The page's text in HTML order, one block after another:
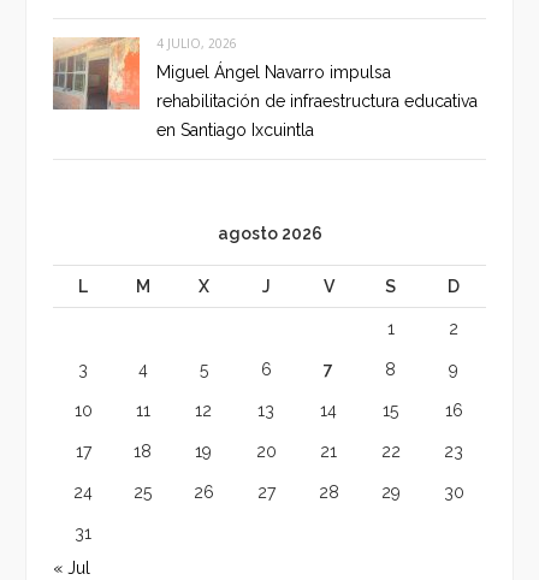
4 JULIO, 2026
Miguel Ángel Navarro impulsa
rehabilitación de infraestructura educativa
en Santiago Ixcuintla
agosto 2026
L M X J V S D
1 2
3 4 5 6 7 8 9
10 11 12 13 14 15 16
17 18 19 20 21 22 23
24 25 26 27 28 29 30
31
« Jul